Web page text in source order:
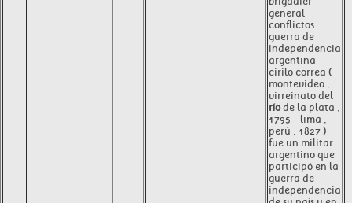
general
conflictos
guerra de
independencia
argentina
cirilo correa (
montevideo ,
virreinato del
ríode la plata ,
1795 - lima ,
perú , 1827 )
fue un militar
argentino que
participó en la
guerra de
independencia